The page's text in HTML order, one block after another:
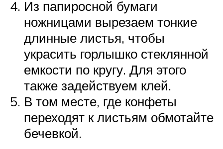
Из папиросной бумаги
ножницами вырезаем тонкие
длинные листья, чтобы
украсить горлышко стеклянной
емкости по кругу. Для этого
также задействуем клей.
В том месте, где конфеты
переходят к листьям обмотайте
бечевкой.